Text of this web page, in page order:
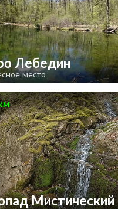
Лебедин
место
Мистический